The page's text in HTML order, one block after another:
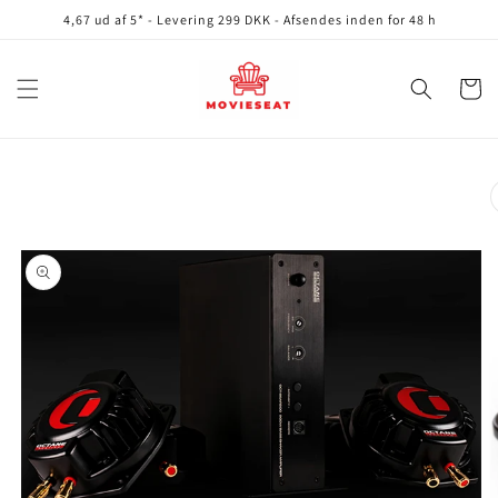
Gå til4,67 ud af 5* - Levering 299 DKK - Afsendes inden for 48 h